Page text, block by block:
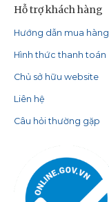
Hỗ trợ khách hàng
Hướng dẫn mua hàng
Hình thức thanh toán
Chủ sở hữu website
Liên hệ
Câu hỏi thường gặp